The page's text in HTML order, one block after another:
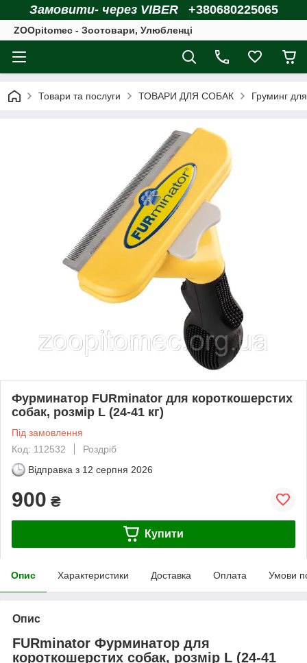
Замовити- через VIBER +380680225065
ZOOpitomec - Зоотовари, Улюбленці
Товари та послуги ТОВАРИ ДЛЯ СОБАК Груминг
Фурминатор FURminator для короткошерстих
собак, розмір L (24-41 кг)
Під замовлення
Код: 112532
Роздріб
Відправка з 12 серпня 2026
900 ₴
Купити
Опис Характеристики Доставка Оплата Умови
Опис
FURminator Фурминатор для
короткошерстих собак, розмір L (24-41